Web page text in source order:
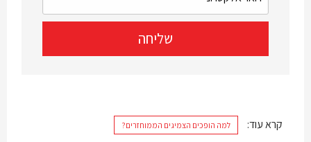
קרא עוד: למה הופכים הצמיגים הממוחזרים?